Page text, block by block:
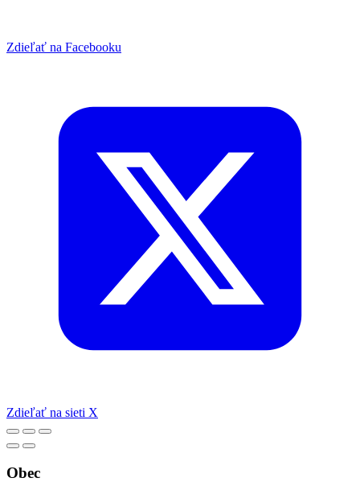
Zdieľať na Facebooku
Zdieľať na sieti X
Obec